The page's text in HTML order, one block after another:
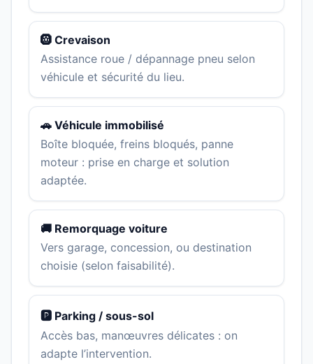
🛞 Crevaison
Assistance roue / dépannage pneu selon
véhicule et sécurité du lieu.
🚗 Véhicule immobilisé
Boîte bloquée, freins bloqués, panne
moteur : prise en charge et solution
adaptée.
🚚 Remorquage voiture
Vers garage, concession, ou destination
choisie (selon faisabilité).
🅿️ Parking / sous-sol
Accès bas, manœuvres délicates : on
adapte l’intervention.